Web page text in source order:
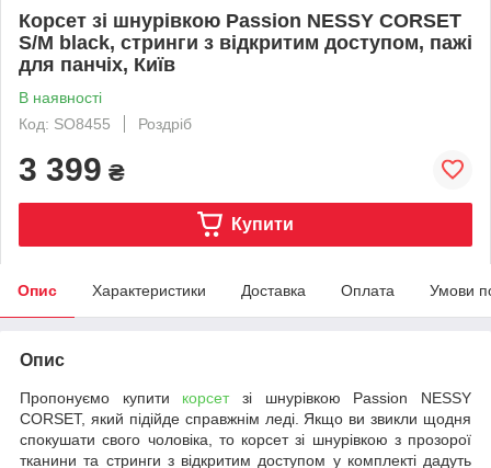
Корсет зі шнурівкою Passion NESSY CORSET
S/M black, стринги з відкритим доступом, пажі
для панчіх, Київ
В наявності
Код: SO8455
Роздріб
3 399 ₴
Купити
Опис Характеристики Доставка Оплата Умови
Опис
Пропонуємо купити корсетзі шнурівкою Passion NESSY
CORSET, який підійде справжнім леді. Якщо ви звикли щодня
спокушати свого чоловіка, то корсет зі шнурівкою з прозорої
тканини та стринги з відкритим доступом у комплекті дадуть